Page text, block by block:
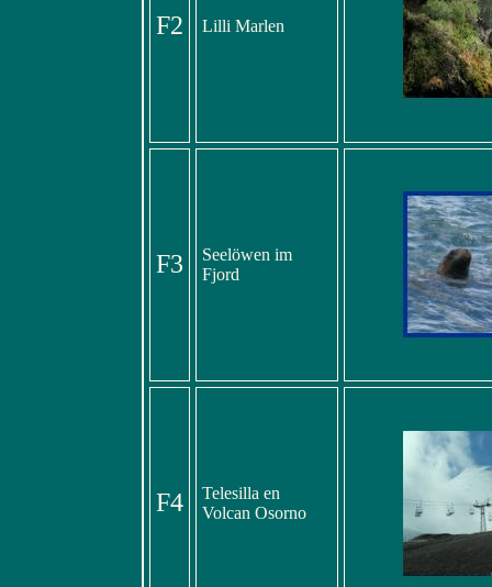
F2 Lilli Marlen
F3
Seelöwen im
Fjord
F4
Telesilla en
Volcan Osorno